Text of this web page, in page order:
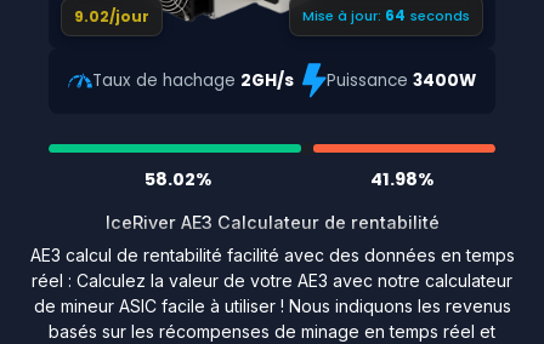
9.02/jour Mise à jour: 63 seconds
Taux de hachage 2GH/s Puissance 3400W
58.02% 41.98%
IceRiver AE3 Calculateur de rentabilité
AE3 calcul de rentabilité facilité avec des données en temps
réel : Calculez la valeur de votre AE3 avec notre calculateur
de mineur ASIC facile à utiliser ! Nous indiquons les revenus
basés sur les récompenses de minage en temps réel et